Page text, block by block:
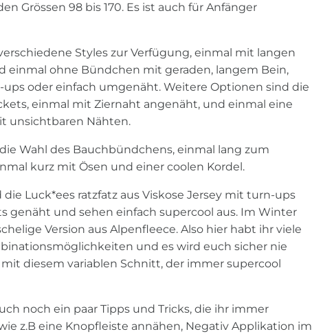
Grössen 98 bis 170. Es ist auch für Anfänger
Styles zur Verfügung, einmal mit langen
einmal ohne Bündchen mit geraden, langem Bein,
oder einfach umgenäht. Weitere Optionen sind die
einmal mit Ziernaht angenäht, und einmal eine
unsichtbaren Nähten.
Wahl des Bauchbündchens, einmal lang zum
kurz mit Ösen und einer coolen Kordel.
Luck*ees ratzfatz aus Viskose Jersey mit turn-ups
genäht und sehen einfach supercool aus. Im Winter
Version aus Alpenfleece. Also hier habt ihr viele
und es wird euch sicher nie
diesem variablen Schnitt, der immer supercool
noch ein paar Tipps und Tricks, die ihr immer
z.B eine Knopfleiste annähen, Negativ Applikation im